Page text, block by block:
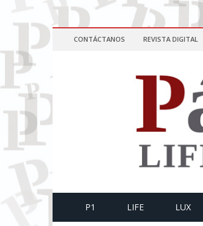
CONTÁCTANOS REVISTA DIGITAL
P1 LIFE LUX